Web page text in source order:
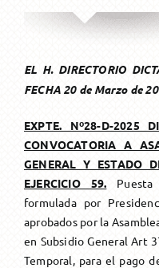
Memoria y Balance
Puntaje
Beneficios
Maternidad
Fallecimiento
Incapacidad Temporal
Asistencia Médica
OSEP
Servicios
Capacitaciones
Descuentos y Beneficios
BENEFICIARIOS
Jubilaciones
Ordinaria
Invalidez
Pensiones
De un Activo
Beneficio Especial Art.
AYUDA
Atencion On-Line
FAQ
AGENDA
SERVICIOS
EL H. DIRECTORIO
FECHA 20 de Marzo de
EXPTE. Nº28-D-2025
CONVOCATORIA A
GENERAL Y ESTADO
EJERCICIO 59.
formulada por
aprobados por la
en Subsidio General Art
Temporal, para el pago